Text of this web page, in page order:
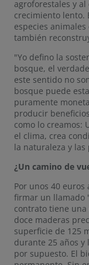
agroforestales y
crecimiento lento.
especies
también
"Yo defino la
bosque, el
este sentido no
bosque puede
puramente
producir
como lo creamos:
el clima, crea
la naturaleza y las
¿Un camino de
Por unos 40
firmar un llamado
contrato tiene
doce maderas
superficie de 125
durante 25 años y
por supuesto. El